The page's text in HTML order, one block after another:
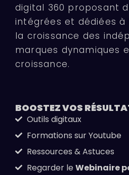
digital 360 proposant
intégrées et dédiées à
la croissance des
marques dynamiques
croissance.
BOOSTEZ VOS
Outils digitaux
Formations sur Youtube
Ressources & Astuces
Regarder leWebinaire